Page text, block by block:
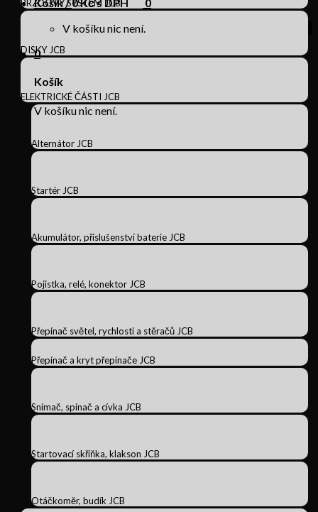
V košíku nic není.
0
Košík
V košíku nic není.
BRZDOVÝ SYSTÉM JCB
DISKY JCB
ELEKTRICKÉ ČÁSTI JCB
Alternátor JCB
Startér JCB
Akumulátor, příslušenství baterie JCB
Pojistka, relé, konektor JCB
Přepínač světel, rychlosti a stěračů JCB
Přepínač a kryt přepínače JCB
Snímač, spínač a cívka JCB
Startovací skříňka, klakson JCB
Otáčkoměr, budík JCB